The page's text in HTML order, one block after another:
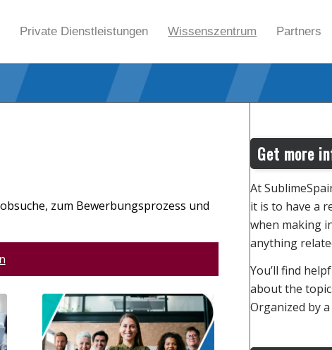
Private Dienstleistungen Wissenszentrum Partners
zum Bewerbungsprozess und
Get more
At
it is to have a
when making
anything
You’ll find
about the
Organized by